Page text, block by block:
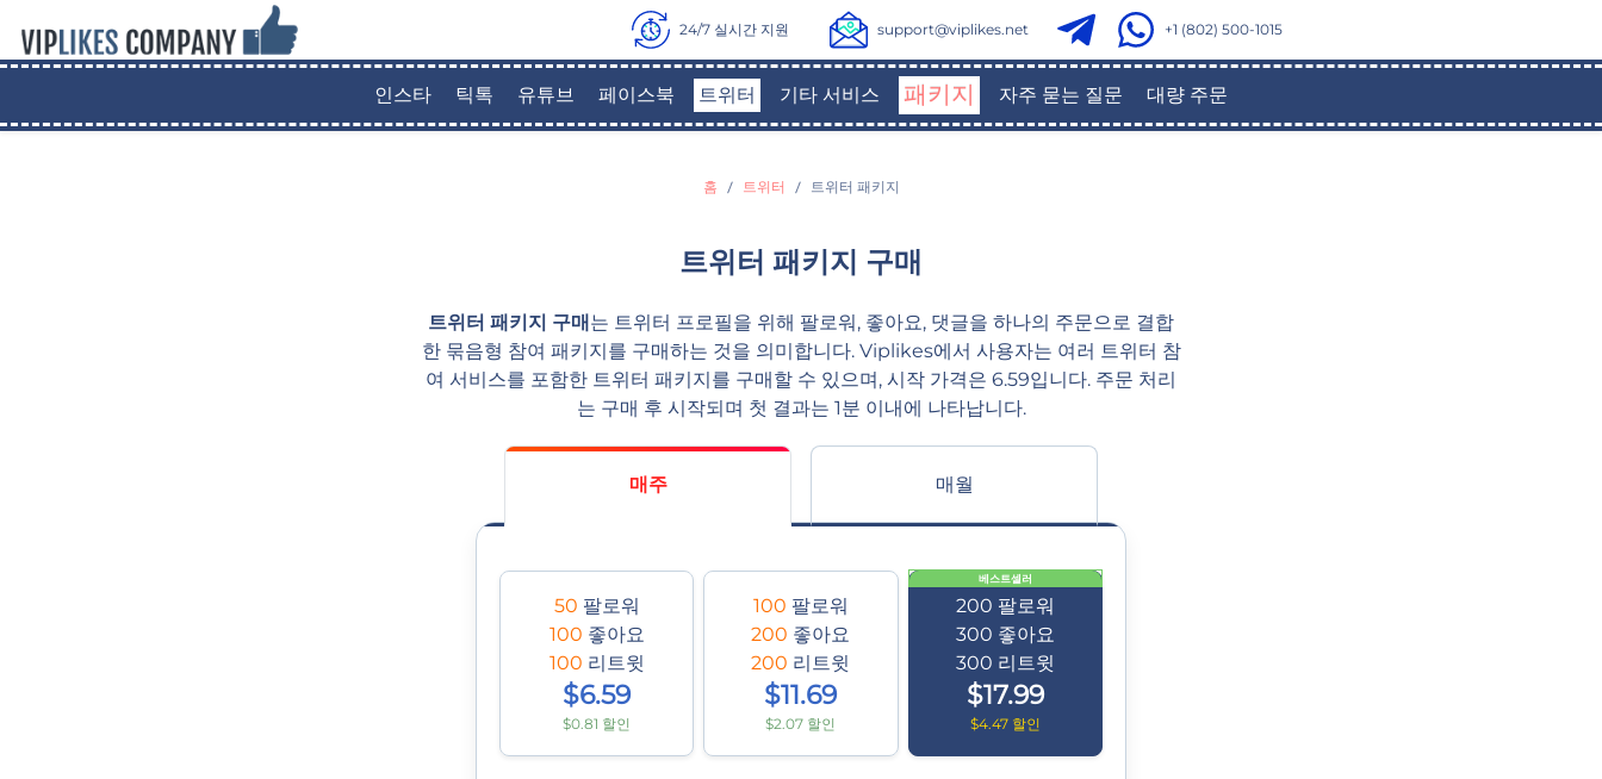
24/7 실시간 지원 support@viplikes.net +1 (802) 500-1015
인스타 틱톡 유튜브 페이스북 트위터 기타 서비스 패키지 자주 묻는 질문 대량 주문
홈 트위터 트위터 패키지
트위터 패키지 구매
트위터 패키지 구매는 트위터 프로필을 위해 팔로워, 좋아요, 댓글을 하나의 주문으로 결합
한 묶음형 참여 패키지를 구매하는 것을 의미합니다. Viplikes에서 사용자는 여러 트위터 참
여 서비스를 포함한 트위터 패키지를 구매할 수 있으며, 시작 가격은 6.59입니다. 주문 처리
는 구매 후 시작되며 첫 결과는 1분 이내에 나타납니다.
매주 매월
50 팔로워
100 좋아요
100 리트윗
$6.59
$0.81 할인
100 팔로워
200 좋아요
200 리트윗
$11.69
$2.07 할인
베스트셀러
200 팔로워
300 좋아요
300 리트윗
$17.99
$4.47 할인